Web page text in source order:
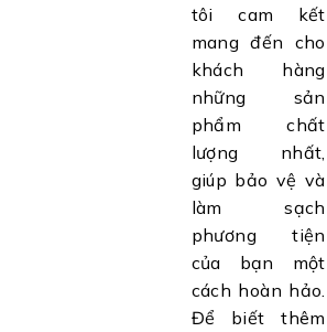
tôi cam kết
mang đến cho
khách hàng
những sản
phẩm chất
lượng nhất,
giúp bảo vệ và
làm sạch
phương tiện
của bạn một
cách hoàn hảo.
Để biết thêm